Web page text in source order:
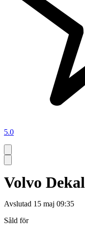
5.0
Volvo Dekal
Avslutad 15 maj 09:35
Såld för